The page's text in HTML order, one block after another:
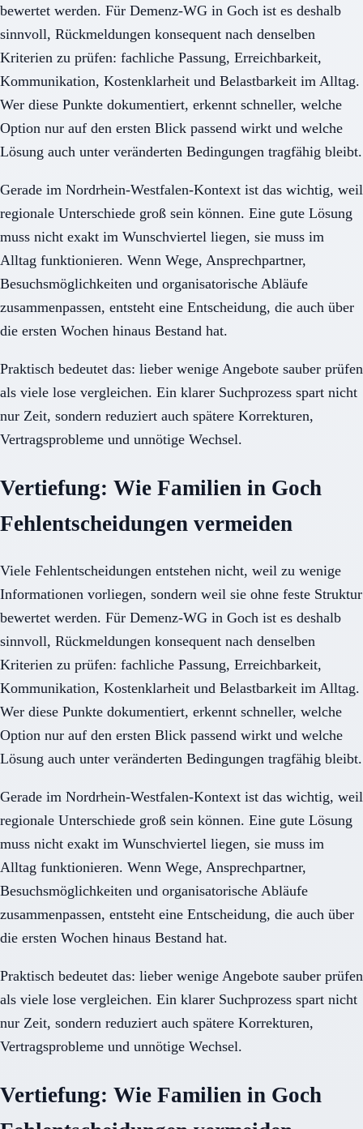
bewertet werden. Für Demenz-WG in Goch ist es deshalb
sinnvoll, Rückmeldungen konsequent nach denselben
Kriterien zu prüfen: fachliche Passung, Erreichbarkeit,
Kommunikation, Kostenklarheit und Belastbarkeit im Alltag.
Wer diese Punkte dokumentiert, erkennt schneller, welche
Option nur auf den ersten Blick passend wirkt und welche
Lösung auch unter veränderten Bedingungen tragfähig bleibt.
Gerade im Nordrhein-Westfalen-Kontext ist das wichtig, weil
regionale Unterschiede groß sein können. Eine gute Lösung
muss nicht exakt im Wunschviertel liegen, sie muss im
Alltag funktionieren. Wenn Wege, Ansprechpartner,
Besuchsmöglichkeiten und organisatorische Abläufe
zusammenpassen, entsteht eine Entscheidung, die auch über
die ersten Wochen hinaus Bestand hat.
Praktisch bedeutet das: lieber wenige Angebote sauber prüfen
als viele lose vergleichen. Ein klarer Suchprozess spart nicht
nur Zeit, sondern reduziert auch spätere Korrekturen,
Vertragsprobleme und unnötige Wechsel.
Vertiefung: Wie Familien in Goch
Fehlentscheidungen vermeiden
Viele Fehlentscheidungen entstehen nicht, weil zu wenige
Informationen vorliegen, sondern weil sie ohne feste Struktur
bewertet werden. Für Demenz-WG in Goch ist es deshalb
sinnvoll, Rückmeldungen konsequent nach denselben
Kriterien zu prüfen: fachliche Passung, Erreichbarkeit,
Kommunikation, Kostenklarheit und Belastbarkeit im Alltag.
Wer diese Punkte dokumentiert, erkennt schneller, welche
Option nur auf den ersten Blick passend wirkt und welche
Lösung auch unter veränderten Bedingungen tragfähig bleibt.
Gerade im Nordrhein-Westfalen-Kontext ist das wichtig, weil
regionale Unterschiede groß sein können. Eine gute Lösung
muss nicht exakt im Wunschviertel liegen, sie muss im
Alltag funktionieren. Wenn Wege, Ansprechpartner,
Besuchsmöglichkeiten und organisatorische Abläufe
zusammenpassen, entsteht eine Entscheidung, die auch über
die ersten Wochen hinaus Bestand hat.
Praktisch bedeutet das: lieber wenige Angebote sauber prüfen
als viele lose vergleichen. Ein klarer Suchprozess spart nicht
nur Zeit, sondern reduziert auch spätere Korrekturen,
Vertragsprobleme und unnötige Wechsel.
Vertiefung: Wie Familien in Goch